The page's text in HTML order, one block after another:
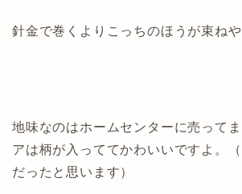
針金で巻くよりこっちのほうが束ねや
地味なのはホームセンターに売って
アは柄が入っててかわいいですよ。
だったと思います）